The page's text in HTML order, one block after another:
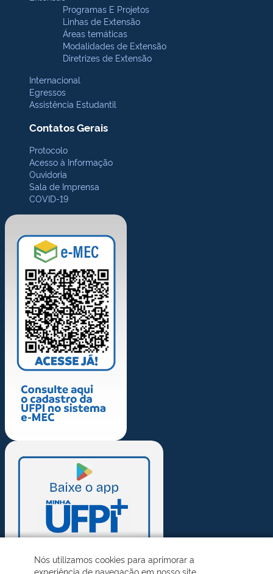
Programas E Projetos
Linhas de Extensão
Áreas temáticas
Modalidades de Extensão
Diretrizes de Extensão
Internacional
Egressos
Assistência Estudantil
Contatos Gerais
Protocolo
Acesso à Informação
Ouvidoria
Sala de Imprensa
COVID-19
Nós utilizamos cookies para aprimorar a
experiência de navegação em nosso site.